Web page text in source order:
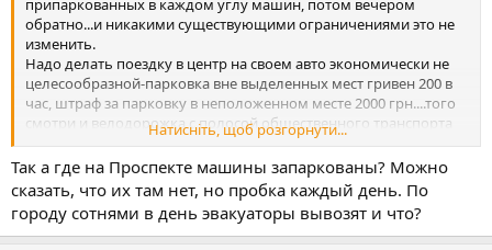
припаркованных в каждом углу машин, потом вечером
обратно...и никакими существующими ограничениями это не
изменить.
Надо делать поездку в центр на своем авто экономически не
целесообразной-парковка вне выделенных мест гривен 200 в
час, штраф за парковку в неположенном месте 2000 грн....того
смотри и велодорожка с полосой общественного транспорта
мешать перестанет
Натисніть, щоб розгорнути...
Так а где на Проспекте машины запаркованы? Можно
сказать, что их там нет, но пробка каждый день. По
городу сотнями в день эвакуаторы вывозят и что?